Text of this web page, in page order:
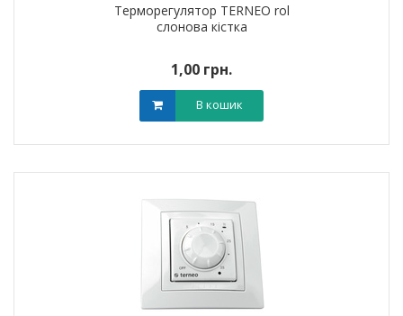
Терморегулятор TERNEO rol
слонова кістка
1,00 грн.
В кошик